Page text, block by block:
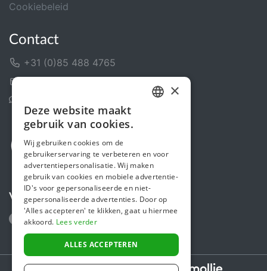
Cookiebeleid
Contact
+31 (0)85 488 4765
Volg ons
Secure payments powered by
ENGLISH
×
Deze website maakt
gebruik van cookies.
Wij gebruiken cookies om de
gebruikerservaring te verbeteren en voor
advertentiepersonalisatie. Wij maken
gebruik van cookies en mobiele advertentie-
ID's voor gepersonaliseerde en niet-
gepersonaliseerde advertenties. Door op
'Alles accepteren' te klikken, gaat u hiermee
akkoord. Lees verder
ALLES ACCEPTEREN